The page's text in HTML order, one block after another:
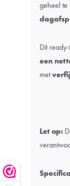
geheel
Dit
een
met
Let op: